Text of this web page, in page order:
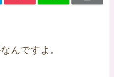
んですよ。